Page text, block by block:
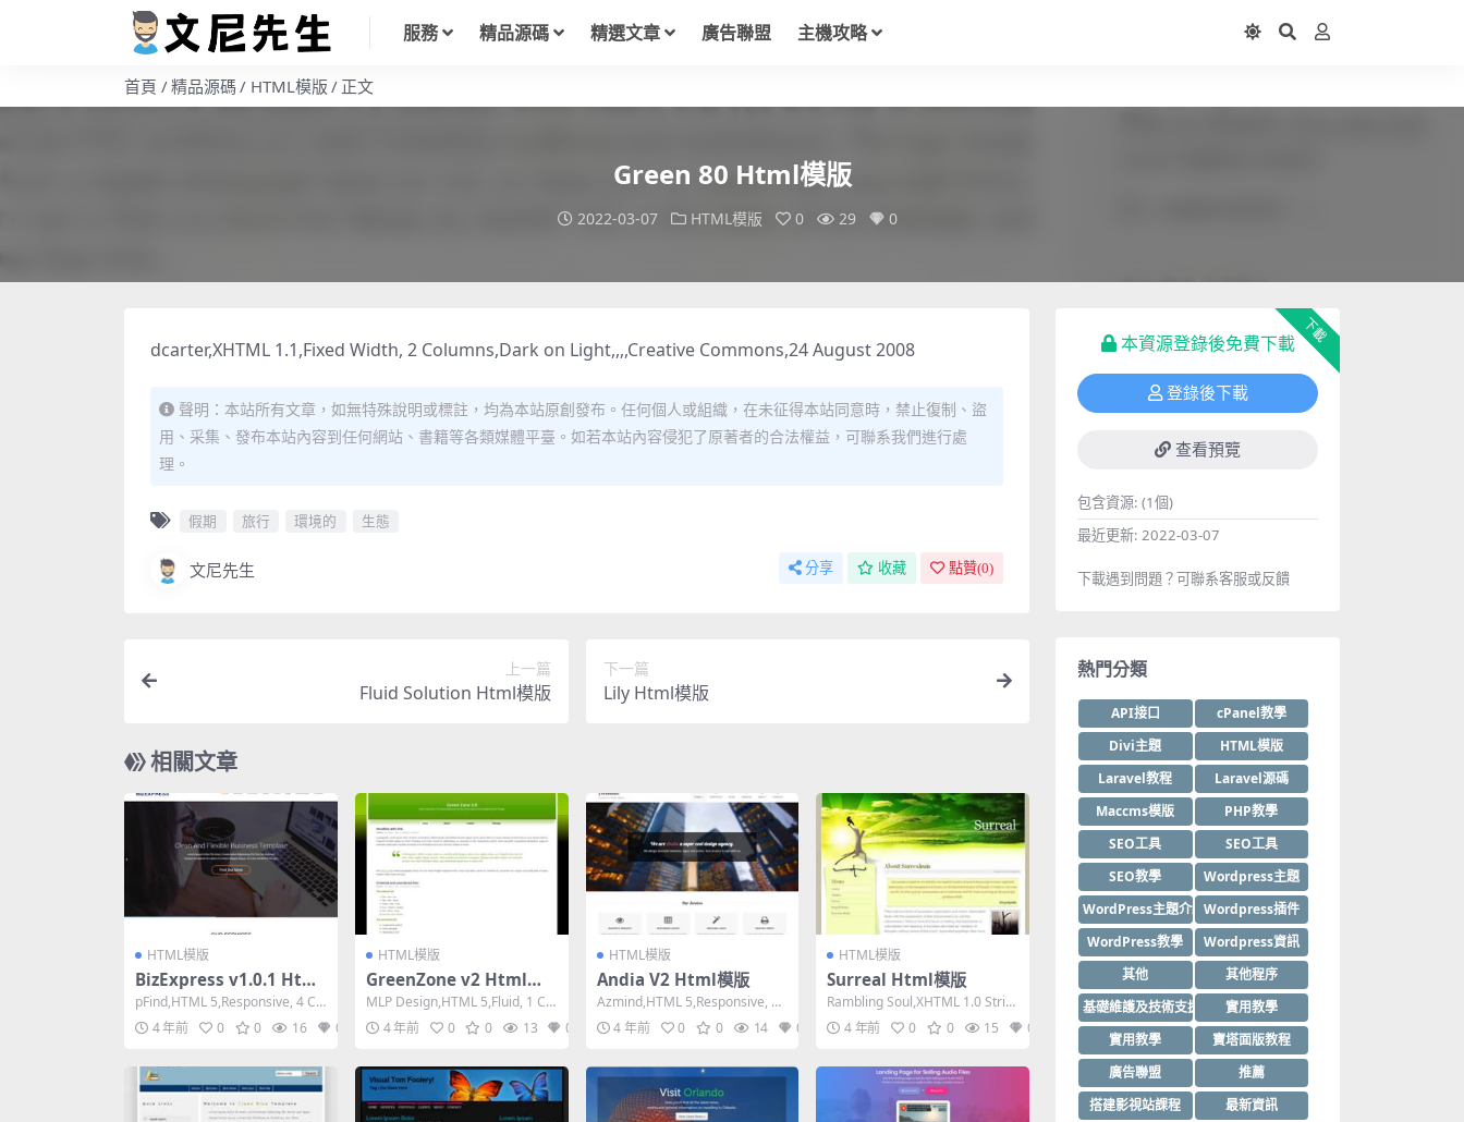
服務 精品源碼 精選文章 廣告聯盟 主機攻略
首頁 精品源碼 HTML模版 正文
Green 80 Html模版
2022-03-07 HTML模版 0 29 0
dcarter,XHTML 1.1,Fixed Width, 2 Columns,Dark on Light,,,,Creative Commons,24 August 2008
聲明：本站所有文章，如無特殊說明或標註，均為本站原創發布。任何個人或組織，在未征得本站同意時，禁止復制、盜
用、采集、發布本站內容到任何網站、書籍等各類媒體平臺。如若本站內容侵犯了原著者的合法權益，可聯系我們進行處
理。
假期 旅行 環境的 生態
文尼先生 分享 收藏 點贊(0)
上一篇
Fluid Solution Html模版
下一篇
Lily Html模版
相關文章
HTML模版
BizExpress v1.0.1 Html
模版
pFind,HTML 5,Responsive, 4 Co
lumns,Mixed...
4 年前 0 0 16 0
HTML模版
GreenZone v2 Html模
版
MLP Design,HTML 5,Fluid, 1 Col
umn,Dark o...
4 年前 0 0 13 0
HTML模版
Andia V2 Html模版
Azmind,HTML 5,Responsive, 4
Columns,Dark...
4 年前 0 0 14 0
HTML模版
Surreal Html模版
Rambling Soul,XHTML 1.0 Stric
t,Fixed Wid...
4 年前 0 0 15 0
下載
本資源登錄後免費下載
登錄後下載
查看預覽
包含資源: (1個)
最近更新: 2022-03-07
下載遇到問題？可聯系客服或反饋
熱門分類
API接口
cPanel教學
Divi主題
HTML模版
Laravel教程
Laravel源碼
Maccms模版
PHP教學
SEO工具
SEO工具
SEO教學
Wordpress主題
WordPress主題介紹Wordpress插件
WordPress教學
Wordpress資訊
其他
其他程序
基礎維護及技術支援
實用教學
實用教學
寶塔面版教程
廣告聯盟
推薦
搭建影視站課程
最新資訊